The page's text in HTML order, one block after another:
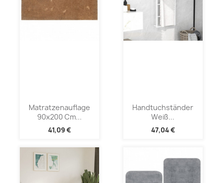
Matratzenauflage
90x200 Cm...
41,09 €
Handtuchständer
Weiß...
47,04 €